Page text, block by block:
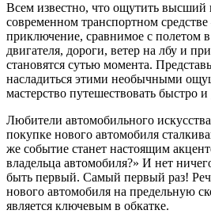
Всем известно, что ощутить высший
современном транспортном
приключение, сравнимое с полетом
двигателя, дороги, ветер на лбу и
становятся сутью момента.
насладиться этими необычными
мастерство путешествовать быстро
Любители автомобильного
покупке нового автомобиля
же событие станет настоящим
владельца автомобиля?» И нет
быть первый. Самый первый раз!
нового автомобиля на предельную
является ключевым в обкатке.